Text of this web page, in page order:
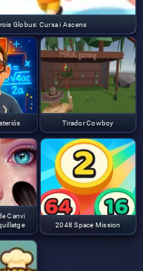
Globus: Cursa i Ascens
Tirador Cowboy
Canvi
2048 Space Mission